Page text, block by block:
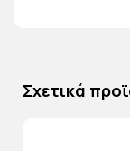
Σχετικά